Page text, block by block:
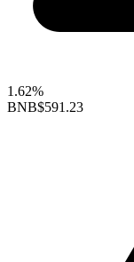
1.62%
BNB$591.23